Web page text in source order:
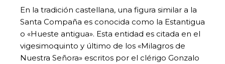
En la tradición castellana, una figura similar a la
Santa Compaña es conocida como la Estantigua
o «Hueste antigua». Esta entidad es citada en el
vigesimoquinto y último de los «Milagros de
Nuestra Señora» escritos por el clérigo Gonzalo